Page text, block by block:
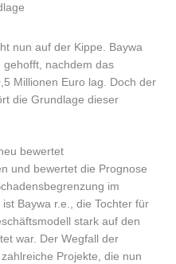
nun auf der Kippe. Baywa
gehofft, nachdem das
Millionen Euro lag. Doch der
die Grundlage dieser
bewertet
und bewertet die Prognose
im
Baywa r.e., die Tochter für
stark auf den
war. Der Wegfall der
Projekte, die nun